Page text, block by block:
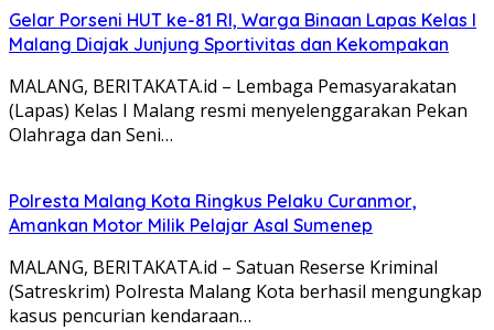
Gelar Porseni HUT ke-81 RI, Warga Binaan Lapas Kelas I
Malang Diajak Junjung Sportivitas dan Kekompakan
MALANG, BERITAKATA.id – Lembaga Pemasyarakatan
(Lapas) Kelas I Malang resmi menyelenggarakan Pekan
Olahraga dan Seni…
Polresta Malang Kota Ringkus Pelaku Curanmor,
Amankan Motor Milik Pelajar Asal Sumenep
MALANG, BERITAKATA.id – Satuan Reserse Kriminal
(Satreskrim) Polresta Malang Kota berhasil mengungkap
kasus pencurian kendaraan…